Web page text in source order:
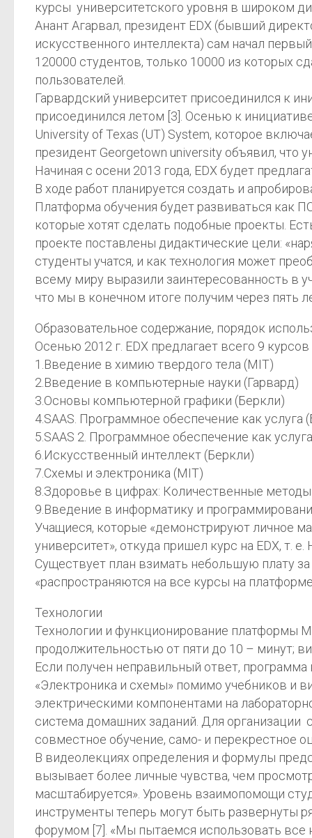
курсы университетского уровня в широком
Анант Агарвал, президент EDX (бывший
искусственного интеллекта) сам начал
120000 студентов, только 10000 из которых
пользователей.
Гарвардский университет присоединился к
присоединился летом [3]. Осенью к
University of Texas (UT) System, которое
президент Georgetown university объявил, что
Начиная с осени 2013 года, EDX будет
В ходе работ планируется создать и
Платформа обучения будет развиваться как
которые хотят сделать подобные проекты.
проекте поставлены дидактические цели:
студенты учатся, и как технология может
всему миру выразили заинтересованность в
что мы в конечном итоге получим через пять
Образовательное содержание, порядок
Осенью 2012 г. EDX предлагает всего 9 курсов
1.Введение в химию твердого тела (MIT)
2.Введение в компьютерные науки (Гарвард)
3.Основы компьютерной графики (Беркли)
4.SAAS. Программное обеспечение как услуга
5.SAAS 2. Программное обеспечение как
6.Искусственный интеллект (Беркли)
7.Схемы и электроника (MIT)
8.Здоровье в цифрах: Количественные
9.Введение в информатику и
Учащиеся, которые «демонстрируют личное
университет», откуда пришел курс на EDX, т.
Существует план взимать небольшую плату
«распространяются на все курсы на
Технологии
Технологии и функционирование платформы
продолжительностью от пяти до 10 – минут;
Если получен неправильный ответ,
«Электроника и схемы» помимо учебников и
электрическими компонентами на
система домашних заданий. Для организации
совместное обучение, само- и перекрестное
В видеолекциях определения и формулы
вызывает более личные чувства, чем
масштабируется». Уровень взаимопомощи
инструменты теперь могут быть развернуты
форумом [7]. «Мы пытаемся использовать все